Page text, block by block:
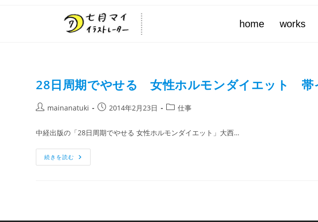
home works
28日周期でやせる 女性ホルモンダイエット 帯
mainanatuki 2014年2月23日 仕事
中経出版の「28日周期でやせる 女性ホルモンダイエット」大西…
続きを読む